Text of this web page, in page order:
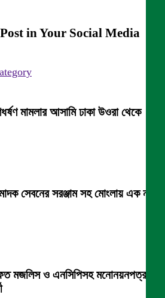
in Your Social Media
মামলার আসামি ঢাকা উওরা থেকে
সেবনের সরঞ্জাম সহ মোংলায় এক নারী
মজলিস ও এনসিপিসহ মনোনয়নপত্র